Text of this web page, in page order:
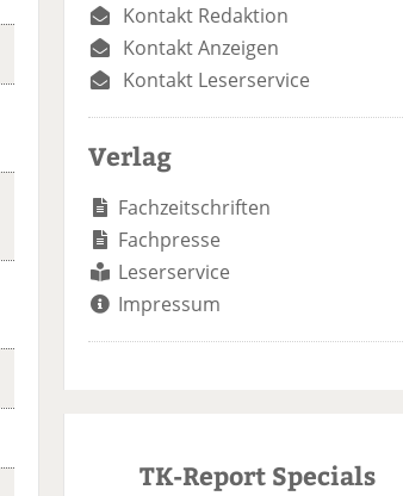
Kontakt Redaktion
Kontakt Anzeigen
Kontakt Leserservice
Verlag
Fachzeitschriften
Fachpresse
Leserservice
Impressum
TK-Report Specials